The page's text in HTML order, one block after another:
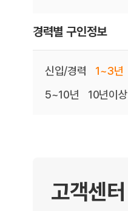
경력별 구인정보
신입/경력 1~3년
5~10년
10년이상
고객센터